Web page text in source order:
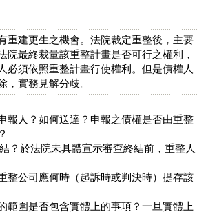
重建更生之機會。法院裁定重整後，主要
最終裁量該重整計畫是否可行之權利，
必須依照重整計畫行使權利。但是債權人
實務見解分歧。
報人？如何送達？申報之債權是否由重整
？於法院未具體宣示審查終結前，重整人
整公司應何時（起訴時或判決時）提存該
範圍是否包含實體上的事項？一旦實體上